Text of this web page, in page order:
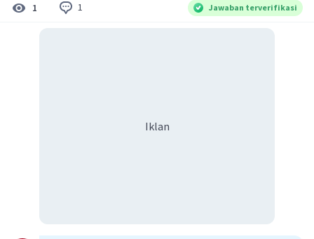
1 1 Jawaban terverifikasi
Iklan